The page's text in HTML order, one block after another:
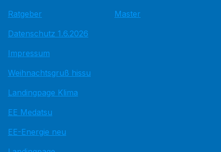
Ratgeber
Datenschutz 1.6.2026
Impressum
Weihnachtsgruß hissu
Landingpage Klima
EE Medatsu
EE-Energie neu
Master